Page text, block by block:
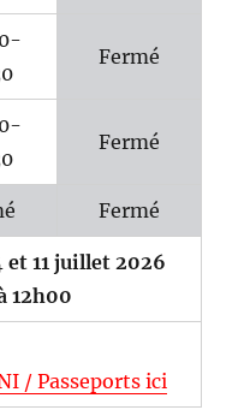
Fermé
Fermé
Fermé
et 11 juillet 2026
12h00
/ Passeports ici